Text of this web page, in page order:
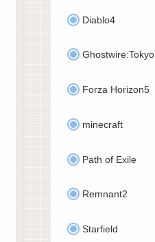
Diablo4
Ghostwire:Tokyo
Forza Horizon5
minecraft
Path of Exile
Remnant2
Starfield